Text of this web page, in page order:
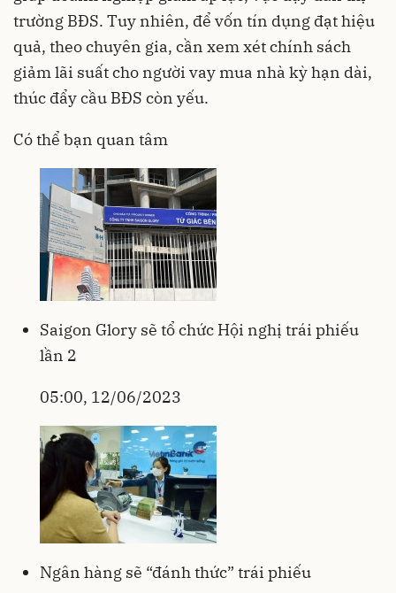
trường BĐS. Tuy nhiên, để vốn tín dụng đạt hiệu
quả, theo chuyên gia, cần xem xét chính sách
giảm lãi suất cho người vay mua nhà kỳ hạn dài,
thúc đẩy cầu BĐS còn yếu.
Có thể bạn quan tâm
Saigon Glory sẽ tổ chức Hội nghị trái phiếu
lần 2
05:00, 12/06/2023
Ngân hàng sẽ “đánh thức” trái phiếu